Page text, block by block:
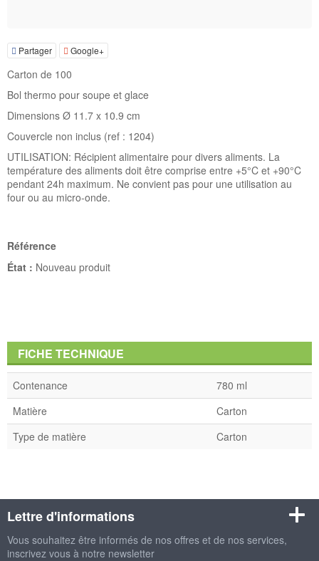
Partager Google+
Carton de 100
Bol thermo pour soupe et glace
Dimensions Ø 11.7 x 10.9 cm
Couvercle non inclus (ref : 1204)
UTILISATION: Récipient alimentaire pour divers aliments. La
température des aliments doit être comprise entre +5°C et +90°C
pendant 24h maximum. Ne convient pas pour une utilisation au
four ou au micro-onde.
Référence
État : Nouveau produit
FICHE TECHNIQUE
Contenance
780 ml
Matière
Carton
Type de matière
Carton
Lettre d'informations
Vous souhaitez être informés de nos offres et de nos services,
inscrivez vous à notre newsletter